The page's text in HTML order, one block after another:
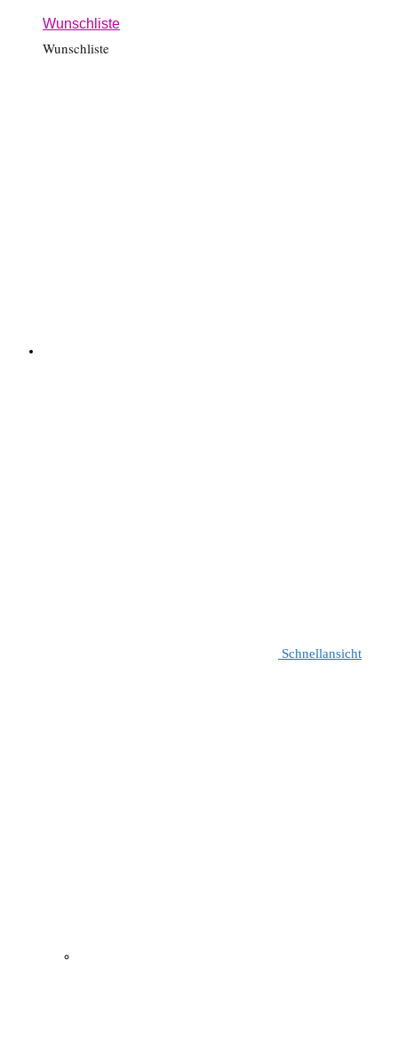
Wunschliste
Wunschliste
Schnellansicht